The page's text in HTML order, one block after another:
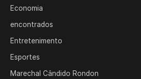
Economia
encontrados
Entretenimento
Esportes
Marechal Cândido Rondon